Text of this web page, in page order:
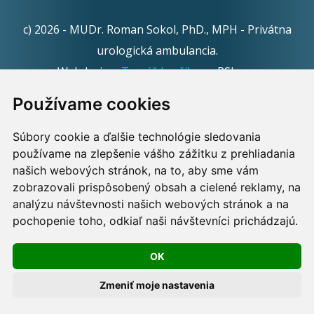
Používame cookies
Súbory cookie a ďalšie technológie sledovania
používame na zlepšenie vášho zážitku z prehliadania
našich webových stránok, na to, aby sme vám
zobrazovali prispôsobený obsah a cielené reklamy, na
analýzu návštevnosti našich webových stránok a na
pochopenie toho, odkiaľ naši návštevníci prichádzajú.
OK
Zmeniť moje nastavenia
c) 2026 - MUDr. Roman Sokol, PhD., MPH - Privátna
urologická ambulancia.
Webdesign:Tomáš Levčíkpre RSbros.
Informačná povinnosť -Ochrana osobných údajov v
podmienkach prevádzkovateľa.
Používame cookies -nastavenie cookies.
Skopírovaním textu alebo časti textu z akejkoľvek
stránky tohto webu a jeho umiestnením na iný web
porušíte práva MUDr. Romana Sokola, PhD., MPH, ako
aj práva ďalších osôb zúčastnených na tvorbe obsahu
pre tento web.